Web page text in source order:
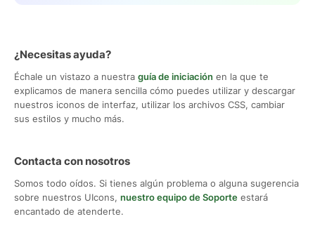
¿Necesitas ayuda?
Échale un vistazo a nuestra guía de iniciación en la que te
explicamos de manera sencilla cómo puedes utilizar y descargar
nuestros iconos de interfaz, utilizar los archivos CSS, cambiar
sus estilos y mucho más.
Contacta con nosotros
Somos todo oídos. Si tienes algún problema o alguna sugerencia
sobre nuestros UIcons, nuestro equipo de Soporte estará
encantado de atenderte.